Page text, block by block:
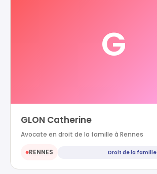
G
GLON Catherine
Avocate en droit de la famille à Rennes
●RENNES Droit de la famille